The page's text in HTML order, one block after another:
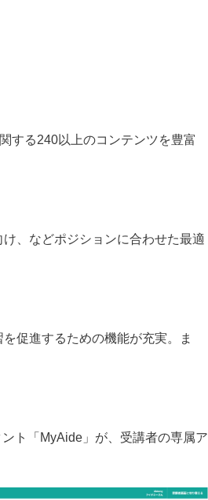
する240以上のコンテンツを豊富
、などポジションに合わせた最適
促進するための機能が充実。ま
ト「MyAide」が、受講者の専属ア